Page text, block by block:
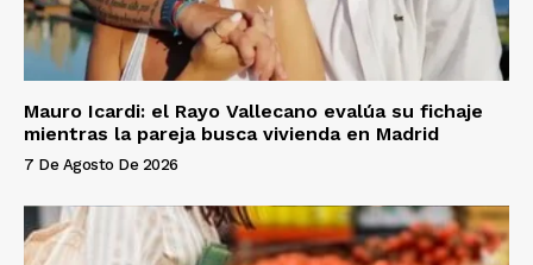
Mauro Icardi: el Rayo Vallecano evalúa su fichaje
mientras la pareja busca vivienda en Madrid
7 De Agosto De 2026